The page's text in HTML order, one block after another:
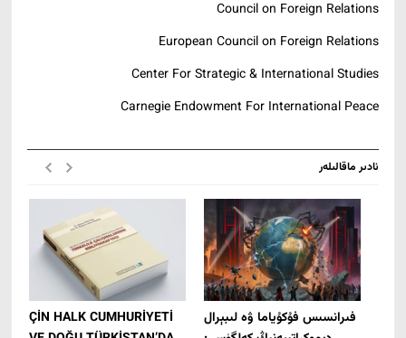
Council on Foreign Relations
European Council on Foreign Relations
Center For Strategic & International Studies
Carnegie Endowment For International Peace
نادىر ماقالىلەر
ÇİN HALK CUMHURİYETİ
فىرانسىس فۇكۇياما ۋە لىبېرال